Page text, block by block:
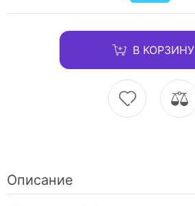
В КОРЗИНУ
Описание